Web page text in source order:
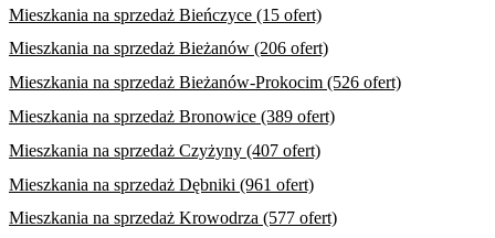
Mieszkania na sprzedaż Bieńczyce (15 ofert)
Mieszkania na sprzedaż Bieżanów (206 ofert)
Mieszkania na sprzedaż Bieżanów-Prokocim (526 ofert)
Mieszkania na sprzedaż Bronowice (389 ofert)
Mieszkania na sprzedaż Czyżyny (407 ofert)
Mieszkania na sprzedaż Dębniki (961 ofert)
Mieszkania na sprzedaż Krowodrza (577 ofert)